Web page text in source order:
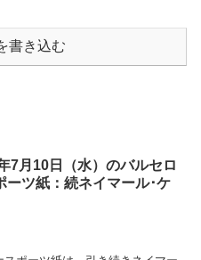
書き込む
7月10日（水）のバルセロ
ーツ紙：続ネイマール･ケ